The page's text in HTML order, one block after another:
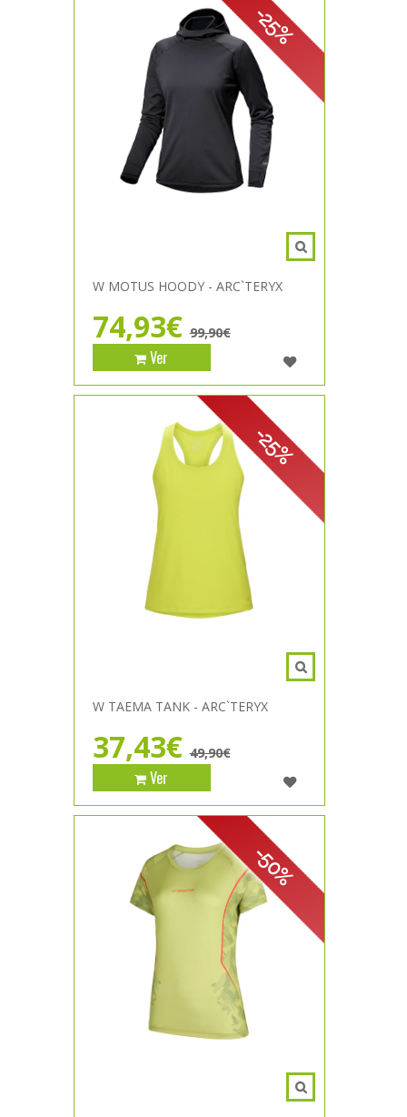
-25%
W MOTUS HOODY - ARC`TERYX
74,93€ 99,90€
Ver
-25%
W TAEMA TANK - ARC`TERYX
37,43€ 49,90€
Ver
-50%